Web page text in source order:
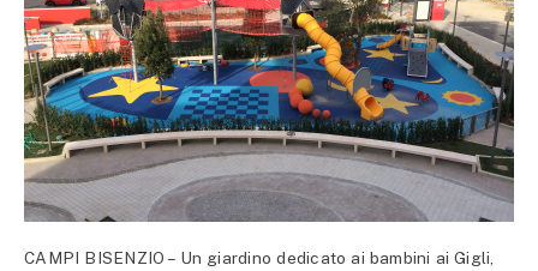
CAMPI BISENZIO – Un giardino dedicato ai bambini ai Gigli,